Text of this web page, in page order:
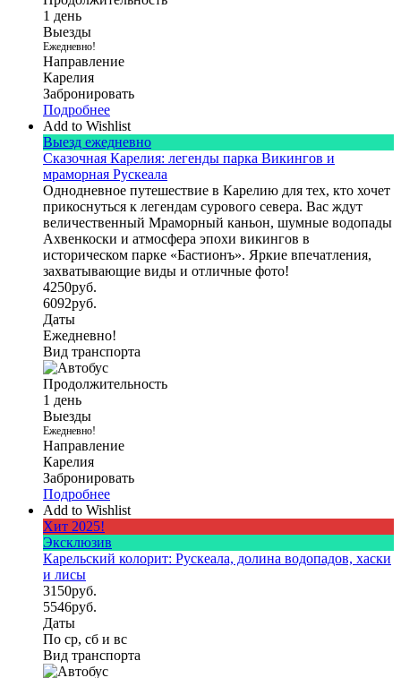
1 день
Выезды
Ежедневно!
Направление
Карелия
Забронировать
Подробнее
Add to Wishlist
Выезд ежедневно
Сказочная Карелия: легенды парка Викингов и
мраморная Рускеала
Однодневное путешествие в Карелию для тех, кто хочет
прикоснуться к легендам сурового севера. Вас ждут
величественный Мраморный каньон, шумные водопады
Ахвенкоски и атмосфера эпохи викингов в
историческом парке «Бастионъ». Яркие впечатления,
захватывающие виды и отличные фото!
4250руб.
6092руб.
Даты
Ежедневно!
Вид транспорта
Продолжительность
1 день
Выезды
Ежедневно!
Направление
Карелия
Забронировать
Подробнее
Add to Wishlist
Хит 2025!
Эксклюзив
Карельский колорит: Рускеала, долина водопадов, хаски
и лисы
3150руб.
5546руб.
Даты
По ср, сб и вс
Вид транспорта